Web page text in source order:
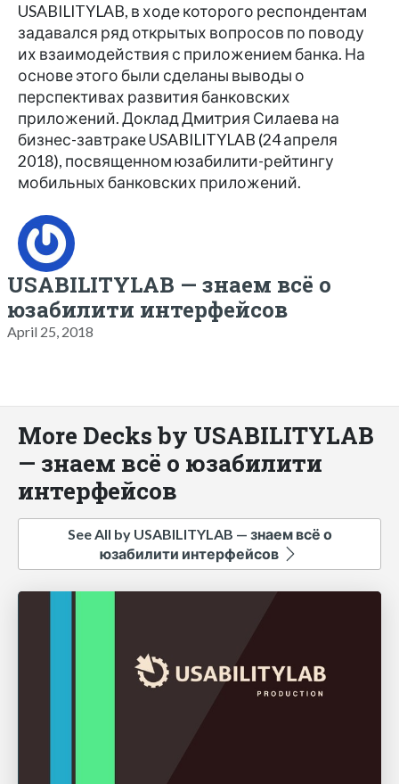
USABILITYLAB, в ходе которого респондентам
задавался ряд открытых вопросов по поводу
их взаимодействия с приложением банка. На
основе этого были сделаны выводы о
перспективах развития банковских
приложений. Доклад Дмитрия Силаева на
бизнес-завтраке USABILITYLAB (24 апреля
2018), посвященном юзабилити-рейтингу
мобильных банковских приложений.
USABILITYLAB — знаем всё о
юзабилити интерфейсов
April 25, 2018
More Decks by USABILITYLAB
— знаем всё о юзабилити
интерфейсов
See All by USABILITYLAB — знаем всё о
юзабилити интерфейсов